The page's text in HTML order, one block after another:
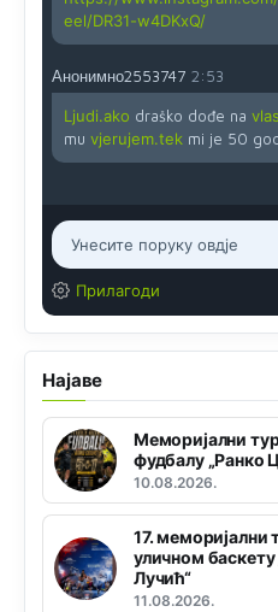
eel/DR31-w4DKxQ/
Анонимно2553747 2:53
Ljudi.ako draško dođe na
mu vjerujem.tek mi je 50
Прилагоди
Најаве
Меморијални
фудбалу „Ранко
10.08.2026.
17. меморијални
уличном
Лучић“
11.08.2026.